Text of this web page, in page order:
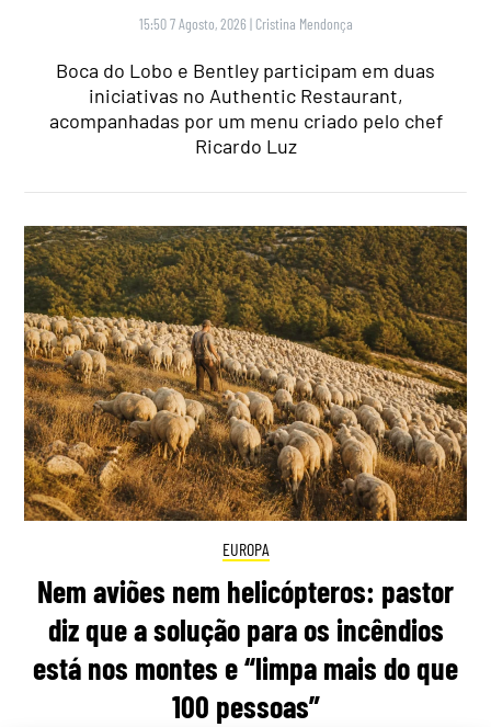
15:50 7 Agosto, 2026 | Cristina Mendonça
Boca do Lobo e Bentley participam em duas
iniciativas no Authentic Restaurant,
acompanhadas por um menu criado pelo chef
Ricardo Luz
EUROPA
Nem aviões nem helicópteros: pastor
diz que a solução para os incêndios
está nos montes e “limpa mais do que
100 pessoas”